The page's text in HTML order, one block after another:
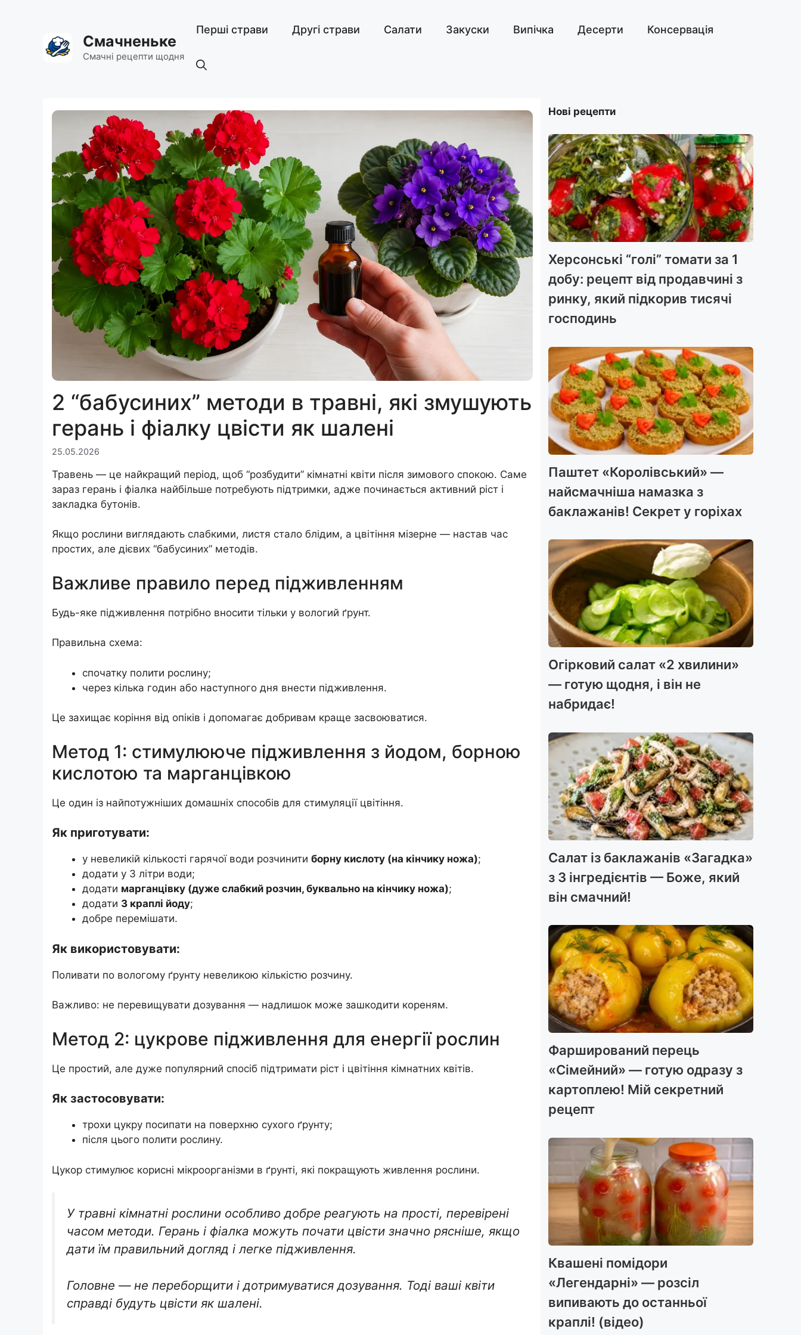
Смачненьке
Смачні рецепти щодня
Перші страви Другі страви Салати Закуски Випічка Десерти Консервація
2 “бабусиних” методи в травні, які змушують
герань і фіалку цвісти як шалені
25.05.2026
Травень — це найкращий період, щоб “розбудити” кімнатні квіти після зимового спокою. Саме
зараз герань і фіалка найбільше потребують підтримки, адже починається активний ріст і
закладка бутонів.
Якщо рослини виглядають слабкими, листя стало блідим, а цвітіння мізерне — настав час
простих, але дієвих “бабусиних” методів.
Важливе правило перед підживленням
Будь-яке підживлення потрібно вносити тільки у вологий ґрунт.
Правильна схема:
спочатку полити рослину;
через кілька годин або наступного дня внести підживлення.
Це захищає коріння від опіків і допомагає добривам краще засвоюватися.
Метод 1: стимулююче підживлення з йодом, борною
кислотою та марганцівкою
Це один із найпотужніших домашніх способів для стимуляції цвітіння.
Як приготувати:
у невеликій кількості гарячої води розчинити борну кислоту (на кінчику ножа);
додати у 3 літри води;
додати марганцівку (дуже слабкий розчин, буквально на кінчику ножа);
додати 3 краплі йоду;
добре перемішати.
Як використовувати:
Поливати по вологому ґрунту невеликою кількістю розчину.
Важливо: не перевищувати дозування — надлишок може зашкодити кореням.
Метод 2: цукрове підживлення для енергії рослин
Це простий, але дуже популярний спосіб підтримати ріст і цвітіння кімнатних квітів.
Як застосовувати:
трохи цукру посипати на поверхню сухого ґрунту;
після цього полити рослину.
Цукор стимулює корисні мікроорганізми в ґрунті, які покращують живлення рослини.
У травні кімнатні рослини особливо добре реагують на прості, перевірені
часом методи. Герань і фіалка можуть почати цвісти значно рясніше, якщо
дати їм правильний догляд і легке підживлення.
Головне — не переборщити і дотримуватися дозування. Тоді ваші квіти
справді будуть цвісти як шалені.
Нові рецепти
Херсонські “голі” томати за 1
добу: рецепт від продавчині з
ринку, який підкорив тисячі
господинь
Паштет «Королівський» —
найсмачніша намазка з
баклажанів! Секрет у горіхах
Огірковий салат «2 хвилини»
— готую щодня, і він не
набридає!
Салат із баклажанів «Загадка»
з 3 інгредієнтів — Боже, який
він смачний!
Фарширований перець
«Сімейний» — готую одразу з
картоплею! Мій секретний
рецепт
Квашені помідори
«Легендарні» — розсіл
випивають до останньої
краплі! (відео)